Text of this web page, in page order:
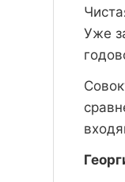
Уже